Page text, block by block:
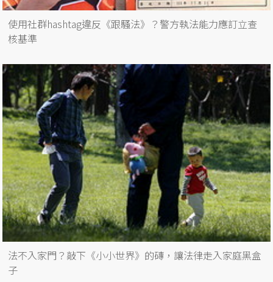
使用社群hashtag違反《跟騷法》？警方執法能力應訂立查
核基準
法不入家門？敲下《小小世界》的磚，讓法律走入家庭黑盒
子